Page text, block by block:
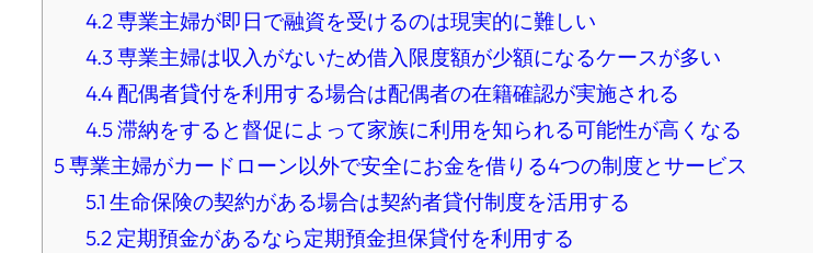
4.2専業主婦が即日で融資を受けるのは現実的に難しい
4.3専業主婦は収入がないため借入限度額が少額になるケースが多い
4.4配偶者貸付を利用する場合は配偶者の在籍確認が実施される
4.5滞納をすると督促によって家族に利用を知られる可能性が高くなる
5専業主婦がカードローン以外で安全にお金を借りる4つの制度とサービス
5.1 生命保険の契約がある場合は契約者貸付制度を活用する
5.2定期預金があるなら定期預金担保貸付を利用する